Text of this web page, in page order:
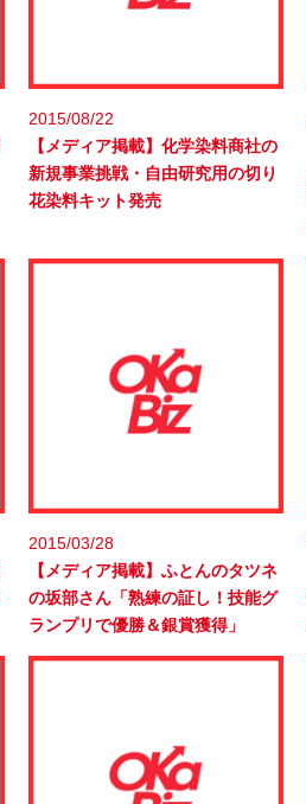
2015/08/22
【メディア掲載】化学染料商社の
新規事業挑戦・自由研究用の切り
花染料キット発売
2015/03/28
【メディア掲載】ふとんのタツネ
の坂部さん「熟練の証し！技能グ
ランプリで優勝＆銀賞獲得」